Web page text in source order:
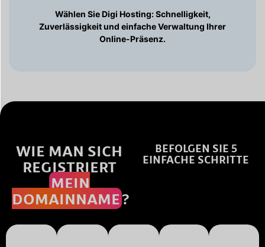
Wählen Sie Digi Hosting: Schnelligkeit,
Zuverlässigkeit und einfache Verwaltung Ihrer
Online-Präsenz.
WIE MAN SICH
REGISTRIERT
MEIN
DOMAINNAME?
BEFOLGEN SIE 5
EINFACHE SCHRITTE